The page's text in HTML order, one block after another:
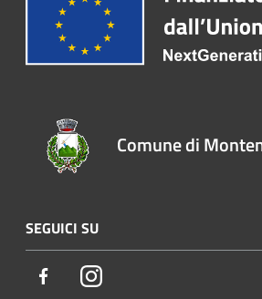
Comune di
SEGUICI SU
FacebookInstagram